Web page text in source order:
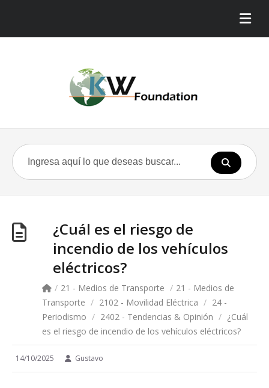
¿Cuál es el riesgo de
incendio de los vehículos
eléctricos?
/ 21 - Medios de Transporte / 21 - Medios de
Transporte / 2102 - Movilidad Eléctrica / 24 -
Periodismo / 2402 - Tendencias & Opinión / ¿Cuál
es el riesgo de incendio de los vehículos eléctricos?
14/10/2025 Gustavo